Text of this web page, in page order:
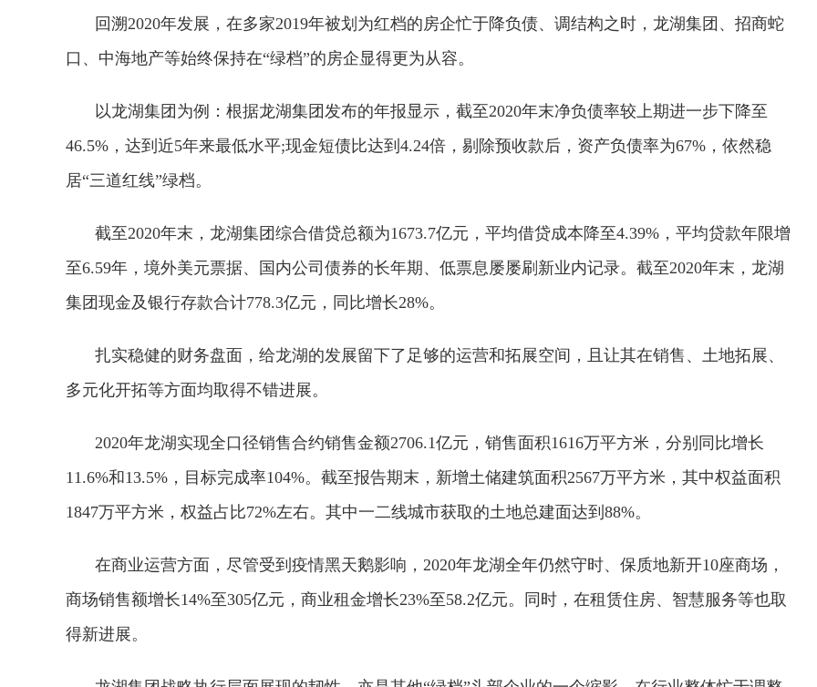
回溯2020年发展，在多家2019年被划为红档的房企忙于降负债、调结构之时，龙湖集团、招商蛇
口、中海地产等始终保持在“绿档”的房企显得更为从容。
以龙湖集团为例：根据龙湖集团发布的年报显示，截至2020年末净负债率较上期进一步下降至
46.5%，达到近5年来最低水平;现金短债比达到4.24倍，剔除预收款后，资产负债率为67%，依然稳
居“三道红线”绿档。
截至2020年末，龙湖集团综合借贷总额为1673.7亿元，平均借贷成本降至4.39%，平均贷款年限增
至6.59年，境外美元票据、国内公司债券的长年期、低票息屡屡刷新业内记录。截至2020年末，龙湖
集团现金及银行存款合计778.3亿元，同比增长28%。
扎实稳健的财务盘面，给龙湖的发展留下了足够的运营和拓展空间，且让其在销售、土地拓展、
多元化开拓等方面均取得不错进展。
2020年龙湖实现全口径销售合约销售金额2706.1亿元，销售面积1616万平方米，分别同比增长
11.6%和13.5%，目标完成率104%。截至报告期末，新增土储建筑面积2567万平方米，其中权益面积
1847万平方米，权益占比72%左右。其中一二线城市获取的土地总建面达到88%。
在商业运营方面，尽管受到疫情黑天鹅影响，2020年龙湖全年仍然守时、保质地新开10座商场，
商场销售额增长14%至305亿元，商业租金增长23%至58.2亿元。同时，在租赁住房、智慧服务等也取
得新进展。